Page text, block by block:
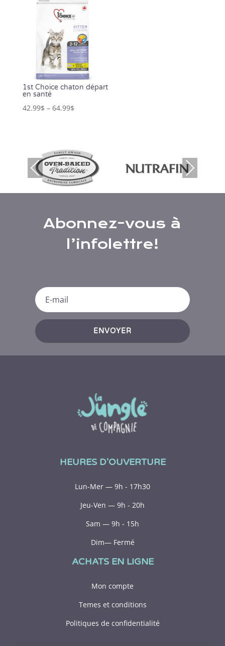
1st Choice chaton départ
en santé
42.99$ – 64.99$
Prev
ious
Nex
t
Abonnez-vous à
l’infolettre!
ENVOYER
HEURES D'OUVERTURE
Lun-Mer — 9h - 17h30
Jeu-Ven — 9h - 20h
Sam — 9h - 15h
Dim— Fermé
ACHATS EN LIGNE
Mon compte
Temes et conditions
Politiques de confidentialité